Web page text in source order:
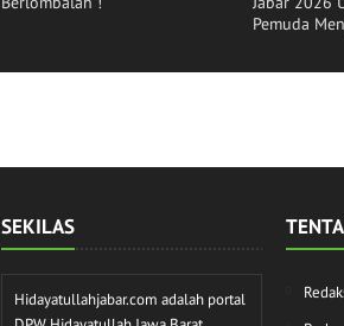
Pemuda
SEKILAS
Hidayatullahjabar.com adalah portal